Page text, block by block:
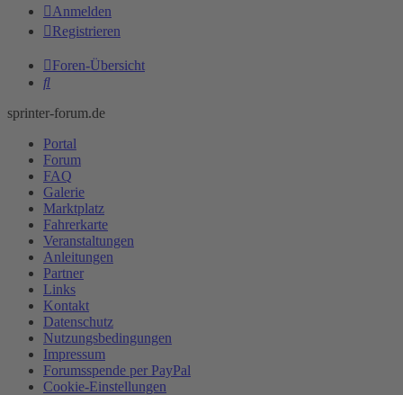
Anmelden
Registrieren
Foren-Übersicht
Suche
sprinter-forum.de
Portal
Forum
FAQ
Galerie
Marktplatz
Fahrerkarte
Veranstaltungen
Anleitungen
Partner
Links
Kontakt
Datenschutz
Nutzungsbedingungen
Impressum
Forumsspende per PayPal
Cookie-Einstellungen